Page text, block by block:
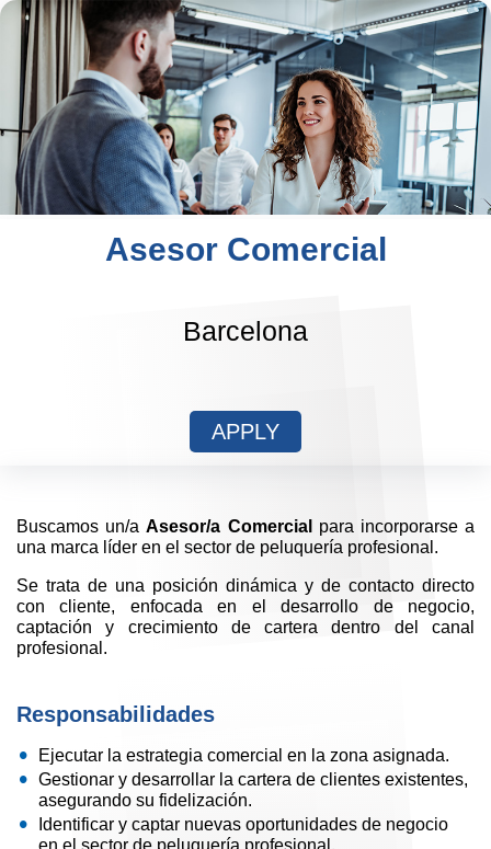
Asesor Comercial
Barcelona
APPLY
Buscamos un/aAsesor/a Comercial
para incorporarse a
una marca líder en el sector de peluquería profesional.
Se trata de una posición dinámica y de contacto directo
con cliente, enfocada en el desarrollo de negocio,
captación y crecimiento de cartera dentro del canal
profesional.
Responsabilidades
Ejecutar la estrategia comercial en la zona asignada.
Gestionar y desarrollar la cartera de clientes existentes,
asegurando su fidelización.
Identificar y captar nuevas oportunidades de negocio
en el sector de peluquería profesional.